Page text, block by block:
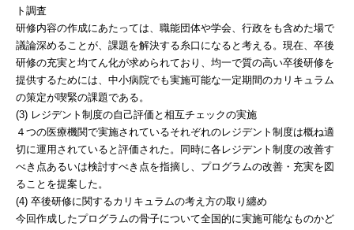
ト調査
研修内容の作成にあたっては、職能団体や学会、行政をも含めた場で
議論深めることが、課題を解決する糸口になると考える。現在、卒後
研修の充実と均てん化が求められており、均一で質の高い卒後研修を
提供するためには、中小病院でも実施可能な一定期間のカリキュラム
の策定が喫緊の課題である。
(3) レジデント制度の自己評価と相互チェックの実施
４つの医療機関で実施されているそれぞれのレジデント制度は概ね適
切に運用されていると評価された。同時に各レジデント制度の改善す
べき点あるいは検討すべき点を指摘し、プログラムの改善・充実を図
ることを提案した。
(4) 卒後研修に関するカリキュラムの考え方の取り纏め
今回作成したプログラムの骨子について全国的に実施可能なものかど